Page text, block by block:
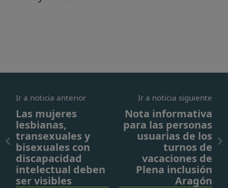
Ir a noticia anterior
Las mujeres
lesbianas,
transexuales y
bisexuales con
discapacidad
intelectual deben
ser visibles
Ir a noticia siguiente
Nota informativa
para las personas
usuarias de los
turnos de
vacaciones de
Plena inclusión
Aragón